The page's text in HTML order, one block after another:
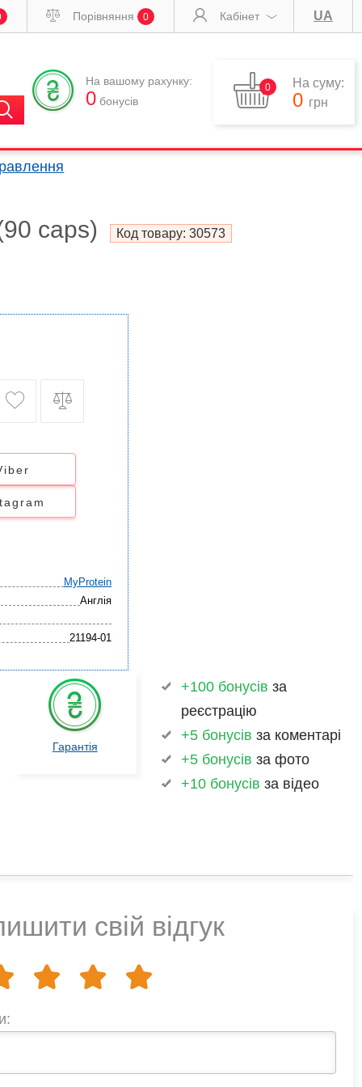
Порівняння 0 Кабінет UA
На вашому рахунку:
0 бонусів
0 На суму:
0 грн
caps) Код товару: 30573
MyProtein
Англія
21194-01
Гарантія
+100 бонусів за
реєстрацію
+5 бонусів за коментарі
+5 бонусів за фото
+10 бонусів за відео
свій відгук